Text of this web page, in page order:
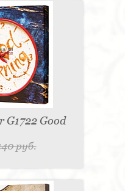
G1722 Good
руб.